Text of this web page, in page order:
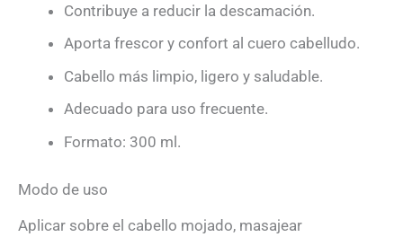
Contribuye a reducir la descamación.
Aporta frescor y confort al cuero cabelludo.
Cabello más limpio, ligero y saludable.
Adecuado para uso frecuente.
Formato: 300 ml.
Modo de uso
Aplicar sobre el cabello mojado, masajear